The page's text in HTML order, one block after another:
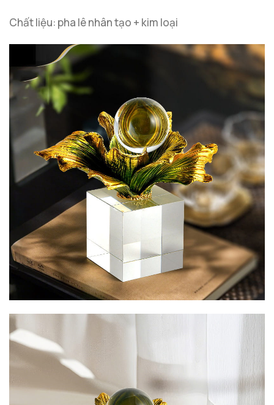
Chất liệu: pha lê nhân tạo + kim loại